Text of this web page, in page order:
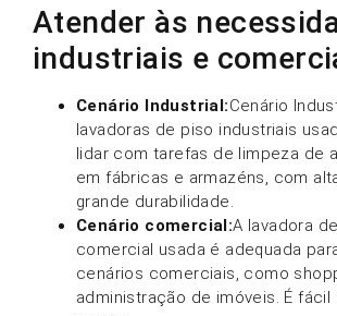
Atender às
industriais e
Cenário Industrial:Cenário
lavadoras de piso industriais
lidar com tarefas de limpeza de
em fábricas e armazéns, com
grande durabilidade.
Cenário comercial:A lavadora
comercial usada é adequada
cenários comerciais, como
administração de imóveis. É